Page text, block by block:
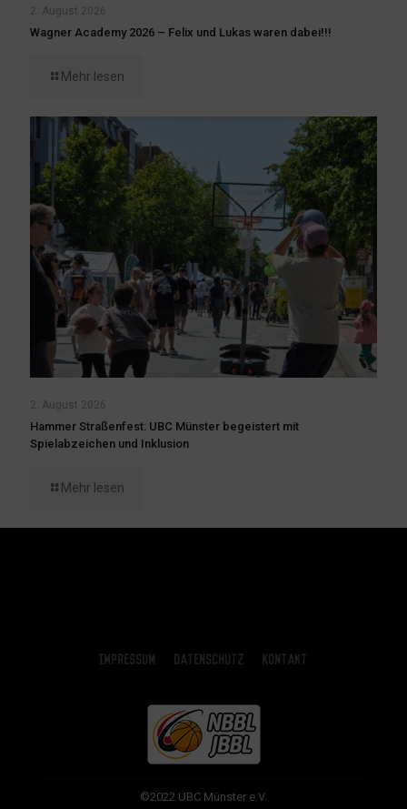
2. August 2026
Wagner Academy 2026 – Felix und Lukas waren dabei!!!
Mehr lesen
2. August 2026
Hammer Straßenfest: UBC Münster begeistert mit
Spielabzeichen und Inklusion
Mehr lesen
Impressum Datenschutz Kontakt
©2022 UBC Münster e.V.